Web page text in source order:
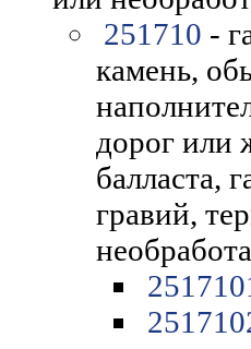
251710 -
камень,
дорог или
балласта,
гравий,